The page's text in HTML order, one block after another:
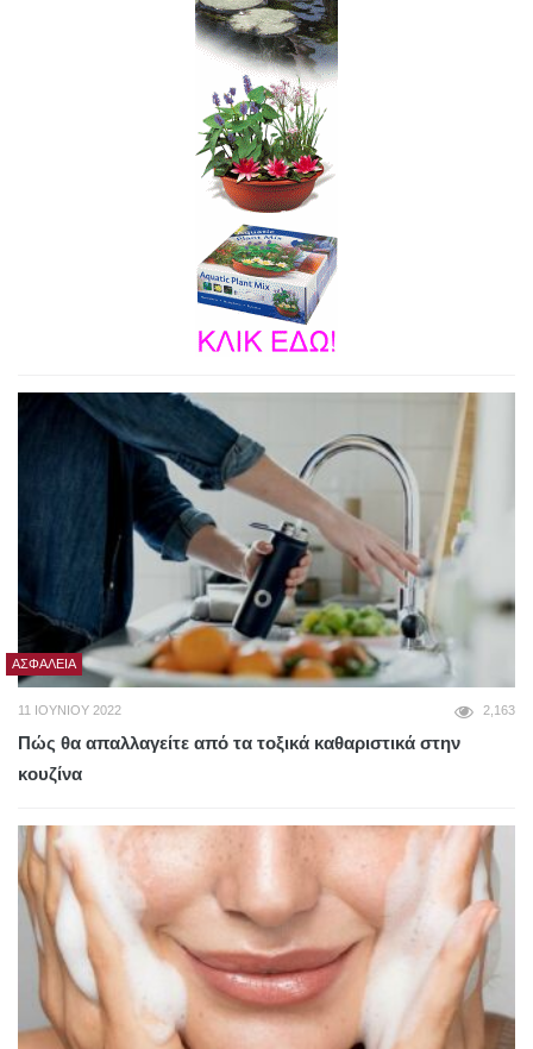
ΑΣΦΆΛΕΙΑ
11 ΙΟΥΝΊΟΥ 2022 2,163
Πώς θα απαλλαγείτε από τα τοξικά καθαριστικά στην
κουζίνα